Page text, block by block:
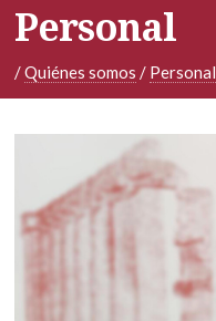
Personal
/Quiénes somos / Personal